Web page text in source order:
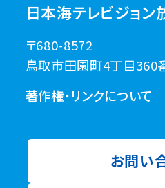
日本海テレビジョ
〒680-8572
鳥取市田園町4丁目360
著作権・リンクについて
お問い